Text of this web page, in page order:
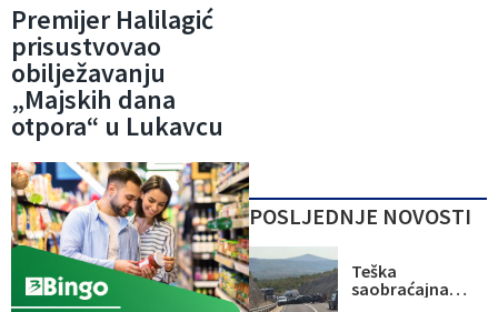
Premijer Halilagić
prisustvovao
obilježavanju
„Majskih dana
otpora“ u Lukavcu
POSLJEDNJE NOVOSTI
Teška
saobraćajna